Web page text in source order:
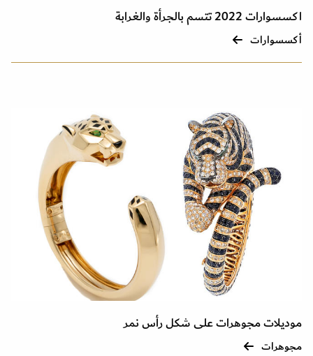
اكسسوارات 2022 تتسم بالجرأة والغرابة
أكسسوارات
موديلات مجوهرات على شكل رأس نمر
مجوهرات